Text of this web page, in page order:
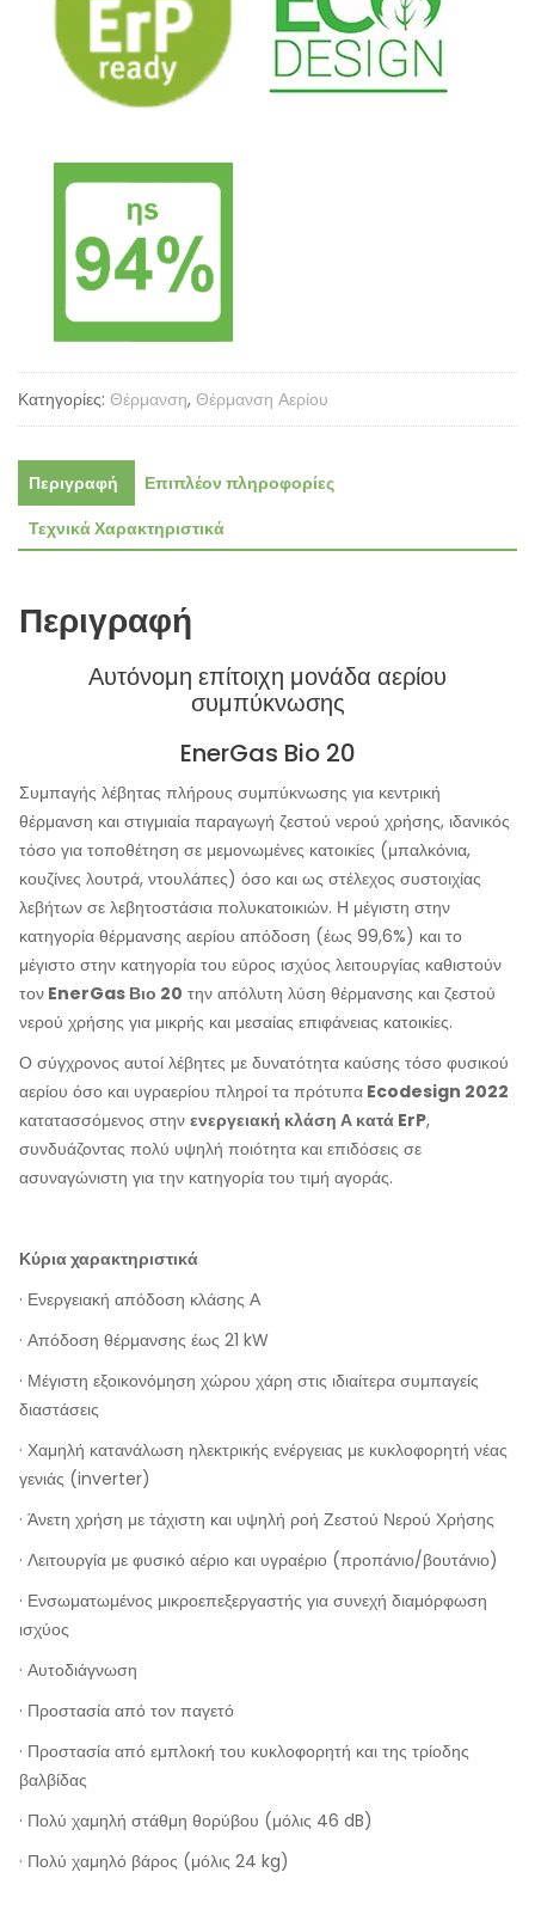
Κατηγορίες: Θέρμανση, Θέρμανση Αερίου
Περιγραφή
Επιπλέον πληροφορίες
Τεχνικά Χαρακτηριστικά
Περιγραφή
Αυτόνομη επίτοιχη μονάδα αερίου
συμπύκνωσης
EnerGas Bio 20
Συμπαγής λέβητας πλήρους συμπύκνωσης για κεντρική
θέρμανση και στιγμιαία παραγωγή ζεστού νερού χρήσης, ιδανικός
τόσο για τοποθέτηση σε μεμονωμένες κατοικίες (μπαλκόνια,
κουζίνες λουτρά, ντουλάπες) όσο και ως στέλεχος συστοιχίας
λεβήτων σε λεβητοστάσια πολυκατοικιών. Η μέγιστη στην
κατηγορία θέρμανσης αερίου απόδοση (έως 99,6%) και το
μέγιστο στην κατηγορία του εύρος ισχύος λειτουργίας καθιστούν
τον EnerGas Βιο 20 την απόλυτη λύση θέρμανσης και ζεστού
νερού χρήσης για μικρής και μεσαίας επιφάνειας κατοικίες.
Ο σύγχρονος αυτοί λέβητες με δυνατότητα καύσης τόσο φυσικού
αερίου όσο και υγραερίου πληροί τα πρότυπα Ecodesign 2022
κατατασσόμενος στην ενεργειακή κλάση Α κατά ErP,
συνδυάζοντας πολύ υψηλή ποιότητα και επιδόσεις σε
ασυναγώνιστη για την κατηγορία του τιμή αγοράς.
Κύρια χαρακτηριστικά
· Ενεργειακή απόδοση κλάσης Α
· Απόδοση θέρμανσης έως 21 kW
· Μέγιστη εξοικονόμηση χώρου χάρη στις ιδιαίτερα συμπαγείς
διαστάσεις
· Χαμηλή κατανάλωση ηλεκτρικής ενέργειας με κυκλοφορητή νέας
γενιάς (inverter)
· Άνετη χρήση με τάχιστη και υψηλή ροή Ζεστού Νερού Χρήσης
· Λειτουργία με φυσικό αέριο και υγραέριο (προπάνιο/βουτάνιο)
· Ενσωματωμένος μικροεπεξεργαστής για συνεχή διαμόρφωση
ισχύος
· Αυτοδιάγνωση
· Προστασία από τον παγετό
· Προστασία από εμπλοκή του κυκλοφορητή και της τρίοδης
βαλβίδας
· Πολύ χαμηλή στάθμη θορύβου (μόλις 46 dB)
· Πολύ χαμηλό βάρος (μόλις 24 kg)